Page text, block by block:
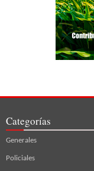
Categorías
Generales
Policiales